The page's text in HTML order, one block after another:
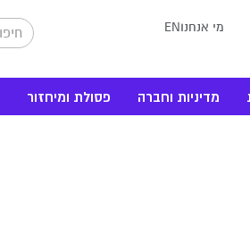
מי אנחנוEN
מדיניות וחברה פסולת ומיחזור